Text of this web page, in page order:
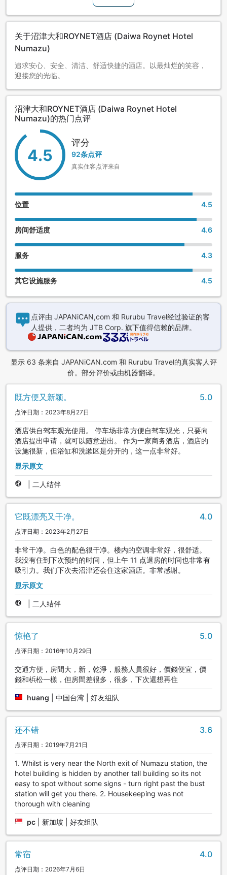
关于沼津大和ROYNET酒店 (Daiwa Roynet Hotel
Numazu)
追求安心、安全、清洁、舒适快捷的酒店。以最灿烂的笑容，
迎接您的光临。
沼津大和ROYNET酒店 (Daiwa Roynet Hotel
Numazu)的热门点评
4.5
评分
92条点评
真实住客点评来自
位置 4.5
房间舒适度 4.6
服务 4.3
其它设施服务 4.5
点评由 JAPANiCAN,com 和 Rurubu Travel经过验证的客
人提供，二者均为 JTB Corp. 旗下值得信赖的品牌。
显示 63 条来自 JAPANiCAN.com 和 Rurubu Travel的真实客人评
价。部分评价或由机器翻译。
既方便又新颖。 5.0
点评日期：2023年8月27日
酒店供自驾车观光使用。 停车场非常方便自驾车观光，只要向
酒店提出申请，就可以随意进出。 作为一家商务酒店，酒店的
设施很新，但浴缸和洗漱区是分开的，这一点非常好。
显示原文
二人结伴
它既漂亮又干净。 4.0
点评日期：2023年2月27日
非常干净。白色的配色很干净。楼内的空调非常好，很舒适。
我没有住到下次预约的时间，但上午 11 点退房的时间也非常有
吸引力。我们下次去沼津还会住这家酒店。非常感谢。
显示原文
二人结伴
惊艳了 5.0
点评日期：2016年10月29日
交通方便，房間大，新，乾淨，服務人員很好，價錢便宜，價
錢和梹松一樣，但房間差很多，很多，下次還想再住
huang 中国台湾 | 好友组队
还不错 3.6
点评日期：2019年7月21日
1. Whilst is very near the North exit of Numazu station, the
hotel building is hidden by another tall building so its not
easy to spot without some signs - turn right past the bust
station will get you there. 2. Housekeeping was not
thorough with cleaning
pc 新加坡 | 好友组队
常宿 4.0
点评日期：2026年7月6日